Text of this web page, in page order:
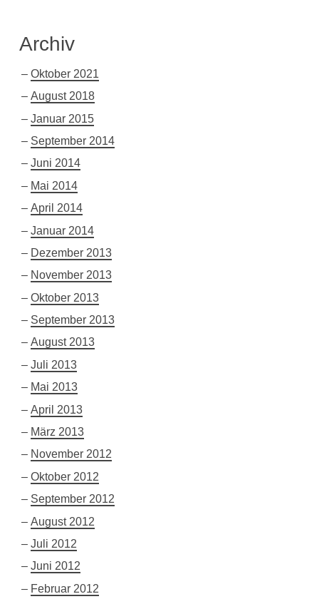
Archiv
Oktober 2021
August 2018
Januar 2015
September 2014
Juni 2014
Mai 2014
April 2014
Januar 2014
Dezember 2013
November 2013
Oktober 2013
September 2013
August 2013
Juli 2013
Mai 2013
April 2013
März 2013
November 2012
Oktober 2012
September 2012
August 2012
Juli 2012
Juni 2012
Februar 2012